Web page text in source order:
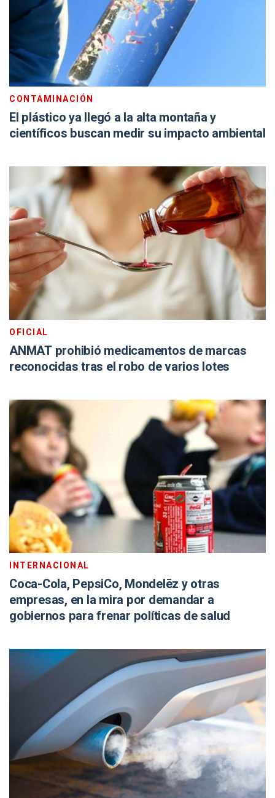
CONTAMINACIÓN
El plástico ya llegó a la alta montaña y
científicos buscan medir su impacto ambiental
OFICIAL
ANMAT prohibió medicamentos de marcas
reconocidas tras el robo de varios lotes
INTERNACIONAL
Coca-Cola, PepsiCo, Mondelēz y otras
empresas, en la mira por demandar a
gobiernos para frenar políticas de salud